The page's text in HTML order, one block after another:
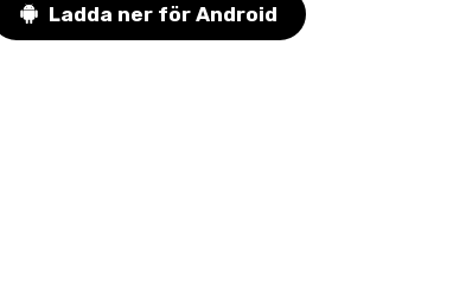
Ladda ner för Android